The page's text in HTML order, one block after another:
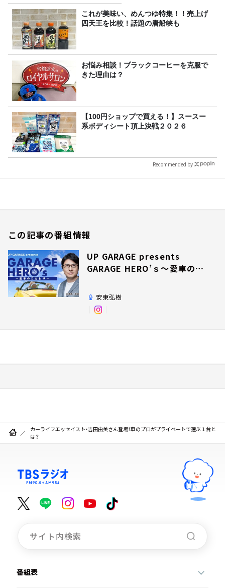
これが美味い、めんつゆ特集！！売上げ
四天王を比較！話題の唐船峡も
お悩み相談！ブラックコーヒーを克服で
きた理由は？
【100円ショップで買える！】スースー
系ボディシート頂上決戦２０２６
Recommended by
この記事の番組情報
UP GARAGE presents
GARAGE HERO’ｓ～愛車のこ
安東弘樹
カーライフエッセイスト・吉田由美さん登場！車のプロがプライベートで選ぶ１台と
は？
番組表